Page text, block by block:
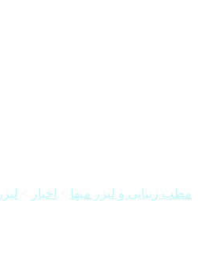
مطب زیبایی و لیزر میها اخبار لیزر